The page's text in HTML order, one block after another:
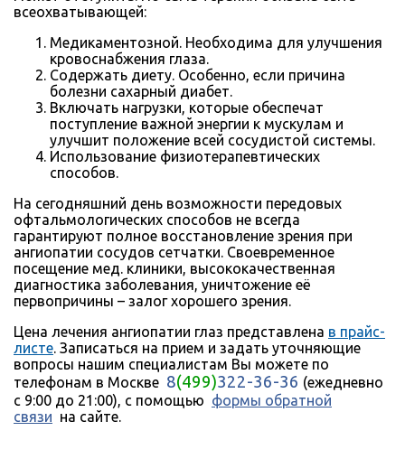
всеохватывающей:
Медикаментозной. Необходима для улучшения
кровоснабжения глаза.
Содержать диету. Особенно, если причина
болезни сахарный диабет.
Включать нагрузки, которые обеспечат
поступление важной энергии к мускулам и
улучшит положение всей сосудистой системы.
Использование физиотерапевтических
способов.
На сегодняшний день возможности передовых
офтальмологических способов не всегда
гарантируют полное восстановление зрения при
ангиопатии сосудов сетчатки. Своевременное
посещение мед. клиники, высококачественная
диагностика заболевания, уничтожение её
первопричины – залог хорошего зрения.
Цена лечения ангиопатии глаз представлена в прайс-
листе. Записаться на прием и задать уточняющие
вопросы нашим специалистам Вы можете по
телефонам в Москве 8(499)322-36-36 (ежедневно
с 9:00 до 21:00), с помощью формы обратной
связи на сайте.